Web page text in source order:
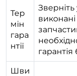
Тер
мін
гара
нтії
Зверніть
Шви